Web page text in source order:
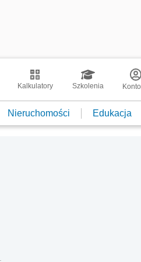
Kalkulatory Szkolenia Konto
Nieruchomości Edukacja